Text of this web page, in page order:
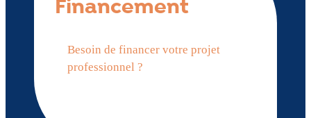
Financement
Besoin de financer votre projet
professionnel ?